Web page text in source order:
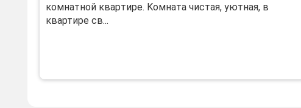
комнатнoй квapтиpe. Kомната чиcтaя, уютная, в
квaртиpе cв...